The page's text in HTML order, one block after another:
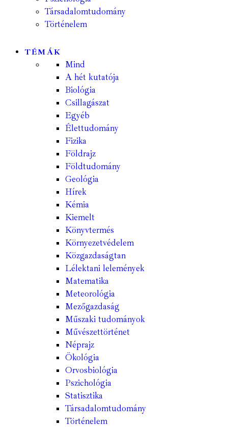
Társadalomtudomány
Történelem
TÉMÁK
Mind
A hét kutatója
Biológia
Csillagászat
Egyéb
Élettudomány
Fizika
Földrajz
Földtudomány
Geológia
Hírek
Kémia
Kiemelt
Könyvtermés
Környezetvédelem
Közgazdaságtan
Lélektani lelemények
Matematika
Meteorológia
Mezőgazdaság
Műszaki tudományok
Művészettörténet
Néprajz
Ökológia
Orvosbiológia
Pszichológia
Statisztika
Társadalomtudomány
Történelem